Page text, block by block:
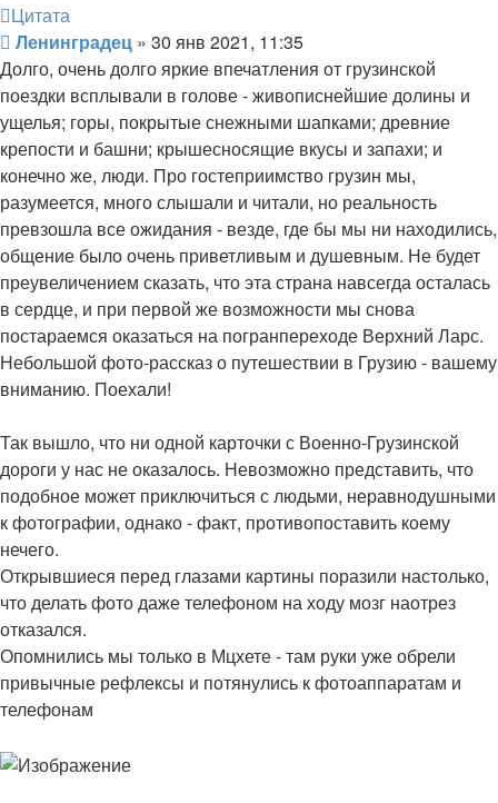
Цитата
Сообщение
Ленинградец » 30 янв 2021, 11:35
Долго, очень долго яркие впечатления от грузинской
поездки всплывали в голове - живописнейшие долины и
ущелья; горы, покрытые снежными шапками; древние
крепости и башни; крышесносящие вкусы и запахи; и
конечно же, люди. Про гостеприимство грузин мы,
разумеется, много слышали и читали, но реальность
превзошла все ожидания - везде, где бы мы ни находились,
общение было очень приветливым и душевным. Не будет
преувеличением сказать, что эта страна навсегда осталась
в сердце, и при первой же возможности мы снова
постараемся оказаться на погранпереходе Верхний Ларс.
Небольшой фото-рассказ о путешествии в Грузию - вашему
вниманию. Поехали!
Так вышло, что ни одной карточки с Военно-Грузинской
дороги у нас не оказалось. Невозможно представить, что
подобное может приключиться с людьми, неравнодушными
к фотографии, однако - факт, противопоставить коему
нечего.
Открывшиеся перед глазами картины поразили настолько,
что делать фото даже телефоном на ходу мозг наотрез
отказался.
Опомнились мы только в Мцхете - там руки уже обрели
привычные рефлексы и потянулись к фотоаппаратам и
телефонам